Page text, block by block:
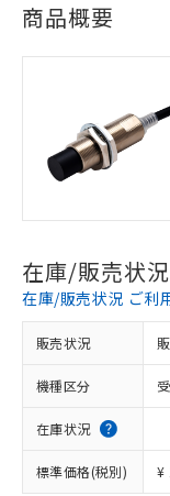
商品概要
在庫/販売状況
在庫/販売状況 ご利
販売状況
機種区分
在庫状況
標準価格(税別) ¥